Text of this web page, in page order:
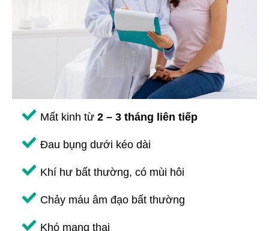
Mất kinh từ2 – 3 tháng liên tiếp
Đau bụng dưới kéo dài
Khí hư bất thường, có mùi hôi
Chảy máu âm đạo bất thường
Khó mang thai